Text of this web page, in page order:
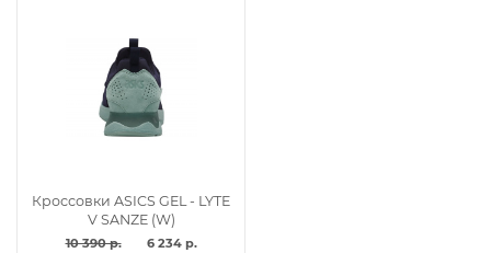
Кроссовки ASICS GEL - LYTE
V SANZE (W)
10 390 р. 6 234 р.